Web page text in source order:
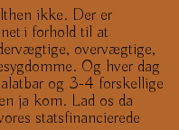
ikke. Der er
i forhold til at
overvægtige,
Og hver dag
og 3-4 forskellige
ja kom. Lad os da
statsfinancierede